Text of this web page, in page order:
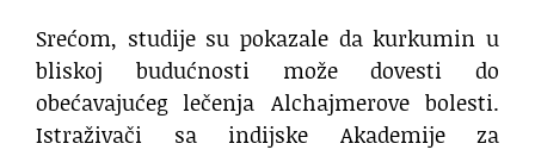
Srećom, studije su pokazale da kurkumin u
bliskoj budućnosti može dovesti do
obećavajućeg lečenja Alchajmerove bolesti.
Istraživači sa indijske Akademije za